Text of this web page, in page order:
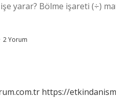
yarar? Bölme işareti (÷)
2 Yorum
https://